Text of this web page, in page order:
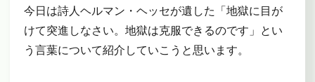
今日は詩人ヘルマン・ヘッセが遺した「地獄に目が
けて突進しなさい。地獄は克服できるのです」とい
う言葉について紹介していこうと思います。